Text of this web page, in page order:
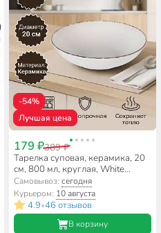
-54%
Лучшая цена
179 ₽389 ₽
Тарелка суповая, керамика, 20
см, 800 мл, круглая, White
Fusion, Daniks, белая
Самовывоз: сегодня
Курьером: 10 августа
4.9•46 отзывов
В корзину